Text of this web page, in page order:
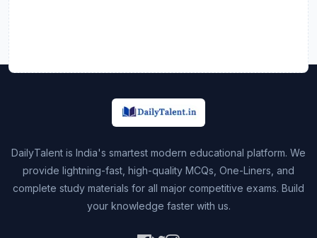
DailyTalent is India's smartest modern educational platform. We
provide lightning-fast, high-quality MCQs, One-Liners, and
complete study materials for all major competitive exams. Build
your knowledge faster with us.